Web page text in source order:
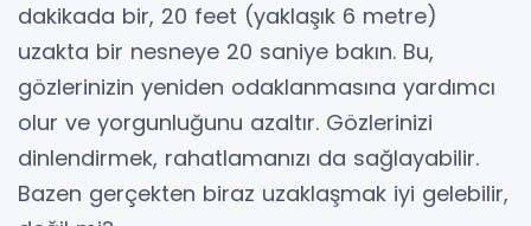
dakikada bir, 20 feet (yaklaşık 6 metre)
uzakta bir nesneye 20 saniye bakın. Bu,
gözlerinizin yeniden odaklanmasına yardımcı
olur ve yorgunluğunu azaltır. Gözlerinizi
dinlendirmek, rahatlamanızı da sağlayabilir.
Bazen gerçekten biraz uzaklaşmak iyi gelebilir,